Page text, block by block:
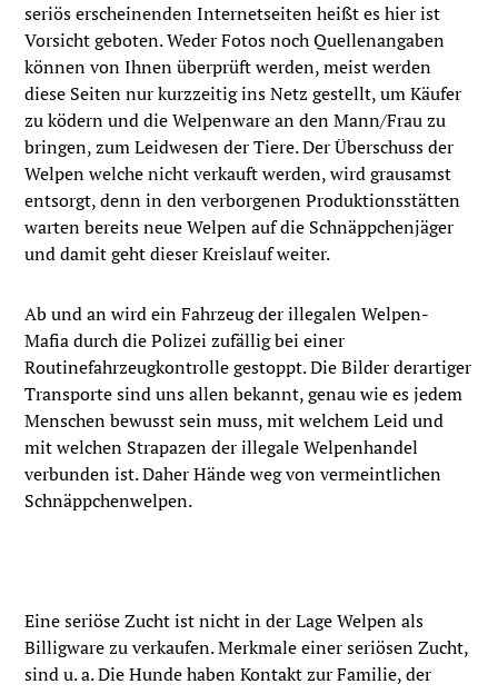
seriös erscheinenden Internetseiten heißt es hier ist
Vorsicht geboten. Weder Fotos noch Quellenangaben
können von Ihnen überprüft werden, meist werden
diese Seiten nur kurzzeitig ins Netz gestellt, um Käufer
zu ködern und die Welpenware an den Mann/Frau zu
bringen, zum Leidwesen der Tiere. Der Überschuss der
Welpen welche nicht verkauft werden, wird grausamst
entsorgt, denn in den verborgenen Produktionsstätten
warten bereits neue Welpen auf die Schnäppchenjäger
und damit geht dieser Kreislauf weiter.
Ab und an wird ein Fahrzeug der illegalen Welpen-
Mafia durch die Polizei zufällig bei einer
Routinefahrzeugkontrolle gestoppt. Die Bilder derartiger
Transporte sind uns allen bekannt, genau wie es jedem
Menschen bewusst sein muss, mit welchem Leid und
mit welchen Strapazen der illegale Welpenhandel
verbunden ist. Daher Hände weg von vermeintlichen
Schnäppchenwelpen.
Eine seriöse Zucht ist nicht in der Lage Welpen als
Billigware zu verkaufen. Merkmale einer seriösen Zucht,
sind u. a. Die Hunde haben Kontakt zur Familie, der